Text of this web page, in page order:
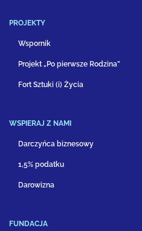
PROJEKTY
Wspornik
Projekt „Po pierwsze Rodzina”
Fort Sztuki (i) Życia
WSPIERAJ Z NAMI
Darczyńca biznesowy
1,5% podatku
Darowizna
FUNDACJA